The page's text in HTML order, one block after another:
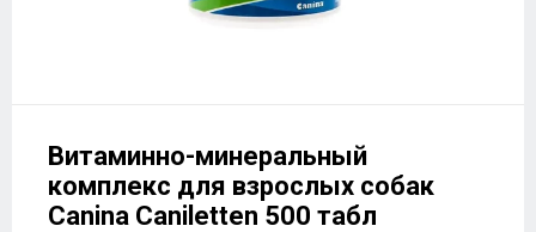
Витаминно-минеральный
комплекс для взрослых собак
Canina Caniletten 500 табл